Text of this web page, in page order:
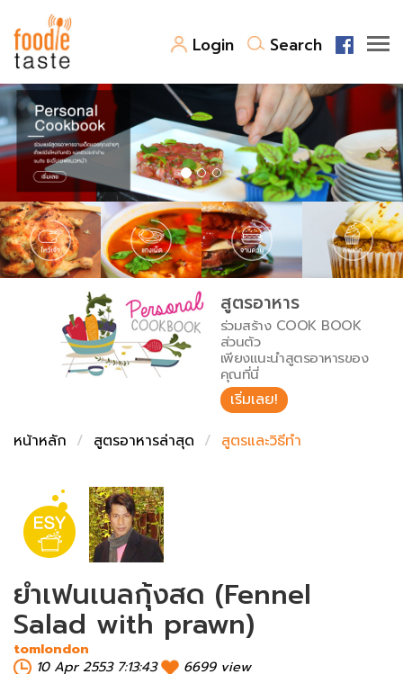
Login Search
สูตรอาหาร
สูตรอาหารล่าสุด
Top Foodie
พาไปชิม
สารพันก้นครัว
เคล็ดลับน่ารู้
เปรียบเทียบหน่วยการตวง
เปรียบเทียบอุณหภูมิ
เปรียบเทียบน้ำหนักวัตถุดิบ
FoodPedia
สร้าง Cookbook
สูตรอาหาร
ร่วมสร้าง COOK BOOK
ส่วนตัว
เพียงแนะนำสูตรอาหารของ
คุณที่นี่
เริ่มเลย!
หน้าหลัก
สูตรอาหารล่าสุด สูตรและวิธีทำ
ยำเฟนเนลกุ้งสด (Fennel
Salad with prawn)
tomlondon
10 Apr 2553 7:13:43
6699 view